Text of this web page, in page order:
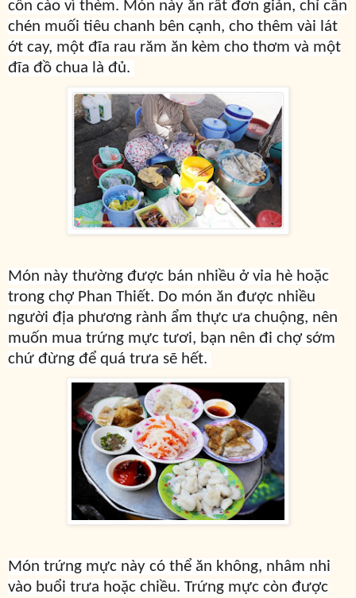
cồn cào vì thèm. Món này ăn rất đơn giản, chỉ cần
chén muối tiêu chanh bên cạnh, cho thêm vài lát
ớt cay, một đĩa rau răm ăn kèm cho thơm và một
đĩa đồ chua là đủ.
Món này thường được bán nhiều ở vỉa hè hoặc
trong chợ Phan Thiết. Do món ăn được nhiều
người địa phương rành ẩm thực ưa chuộng, nên
muốn mua trứng mực tươi, bạn nên đi chợ sớm
chứ đừng để quá trưa sẽ hết.
Món trứng mực này có thể ăn không, nhâm nhi
vào buổi trưa hoặc chiều. Trứng mực còn được